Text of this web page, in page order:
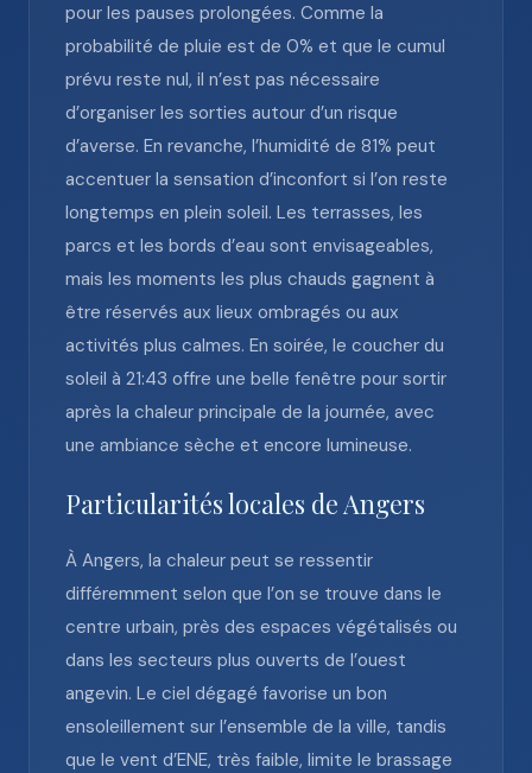
pour les pauses prolongées. Comme la
probabilité de pluie est de 0% et que le cumul
prévu reste nul, il n’est pas nécessaire
d’organiser les sorties autour d’un risque
d’averse. En revanche, l’humidité de 81% peut
accentuer la sensation d’inconfort si l’on reste
longtemps en plein soleil. Les terrasses, les
parcs et les bords d’eau sont envisageables,
mais les moments les plus chauds gagnent à
être réservés aux lieux ombragés ou aux
activités plus calmes. En soirée, le coucher du
soleil à 21:43 offre une belle fenêtre pour sortir
après la chaleur principale de la journée, avec
une ambiance sèche et encore lumineuse.
Particularités locales de Angers
À Angers, la chaleur peut se ressentir
différemment selon que l’on se trouve dans le
centre urbain, près des espaces végétalisés ou
dans les secteurs plus ouverts de l’ouest
angevin. Le ciel dégagé favorise un bon
ensoleillement sur l’ensemble de la ville, tandis
que le vent d’ENE, très faible, limite le brassage